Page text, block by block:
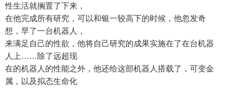
性生活就搁置了下来，
在他完成所有研究，可以和银一较高下的时候，他忽发奇
想，早了一台机器人，
来满足自己的性欲，他将自己研究的成果实施在了在台机器
人上……除了远超现
在的机器人的性能之外，他还给这部机器人搭载了，可变金
属，以及拟态生命化